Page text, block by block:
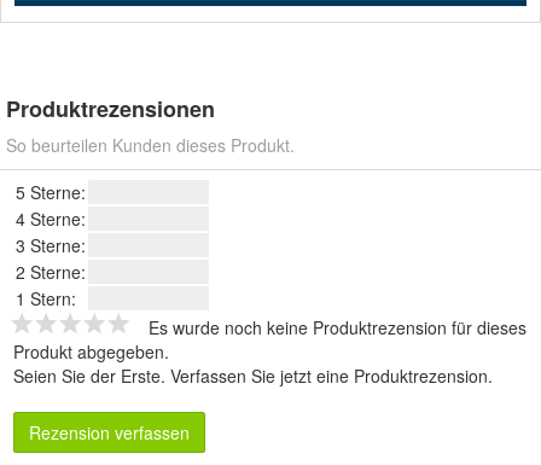
Produktrezensionen
So beurteilen Kunden dieses Produkt.
5 Sterne:
4 Sterne:
3 Sterne:
2 Sterne:
1 Stern:
Es wurde noch keine Produktrezension für dieses
Produkt abgegeben.
Seien Sie der Erste. Verfassen Sie jetzt eine Produktrezension.
Rezension verfassen